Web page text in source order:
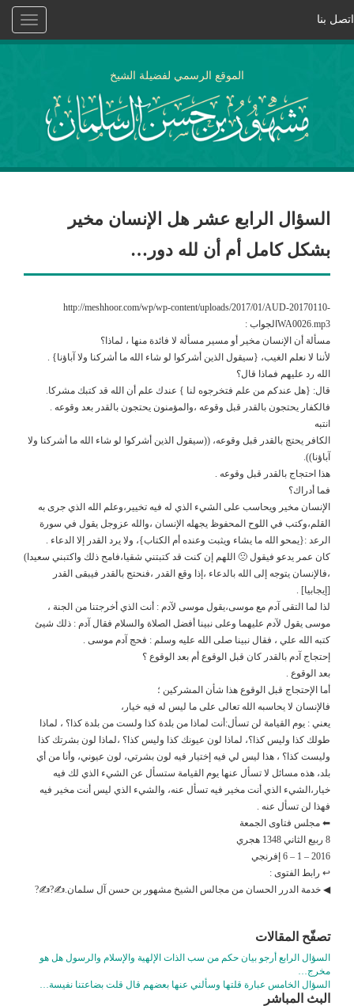
Toggle
اتصل بنا
الموقع الرسمي لفضيلة الشيخ
السؤال الرابع عشر هل الإنسان مخير
بشكل كامل أم أن لله دور…
http://meshhoor.com/wp/wp-content/uploads/2017/01/AUD-20170110-
WA0026.mp3الجواب :
مسألة أن الإنسان مخير أو مسير مسألة لا فائدة منها ، لماذا؟
لأننا لا نعلم الغيب، {سيقول الذين أشركوا لو شاء الله ما أشركنا ولا آباؤنا} .
الله رد عليهم فماذا قال؟
قال: {هل عندكم من علم فتخرجوه لنا } عندك علم أن الله قد كتبك مشركا.
فالكفار يحتجون بالقدر قبل وقوعه ،والمؤمنون يحتجون بالقدر بعد وقوعه .
انتبه
الكافر يحتج بالقدر قبل وقوعه، ((سيقول الذين أشركوا لو شاء الله ما أشركنا ولا
آباؤنا)).
هذا احتجاج بالقدر قبل وقوعه .
فما أدراك؟
الإنسان مخير ويحاسب على الشيء الذي له فيه تخيير،وعلم الله الذي جرى به
القلم،وكتب في اللوح المحفوظ يجهله الإنسان ،والله عزوجل يقول في سورة
الرعد :{يمحو الله ما يشاء ويثبت وعنده أم الكتاب}، ولا يرد القدر إلا الدعاء .
كان عمر يدعو فيقول 🙁 اللهم إن كنت قد كتبتني شقيا،فامح ذلك واكتبني سعيدا)
،فالإنسان يتوجه إلى الله بالدعاء ،إذا وقع القدر ،فنحتج بالقدر فيبقى القدر
[إيجابيا] .
لذا لما التقى آدم مع موسى،يقول موسى ﻵدم : أنت الذي أخرجتنا من الجنة ،
موسى يقول ﻵدم عليهما وعلى نبينا أفضل الصلاة والسلام فقال آدم : ذلك شيئ
كتبه الله علي ، فقال نبينا صلى الله عليه وسلم : فحج آدم موسى .
إحتجاج آدم بالقدر كان قبل الوقوع أم بعد الوقوع ؟
بعد الوقوع .
أما الإحتجاج قبل الوقوع هذا شأن المشركين ؛
فالإنسان لا يحاسبه الله تعالى على ما ليس له فيه خيار،
يعني : يوم القيامة لن تسأل:أنت لماذا من بلدة كذا ولست من بلدة كذا؟ ، لماذا
طولك كذا وليس كذا؟، لماذا لون عيونك كذا وليس كذا؟ ،لماذا لون بشرتك كذا
وليست كذا؟ ، هذا ليس لي فيه إختيار فيه لون بشرتي، لون عيوني، وأنا من أي
بلد، هذه مسائل لا تسأل عنها يوم القيامة ستسأل عن الشيء الذي لك فيه
خيار،الشيء الذي أنت مخير فيه تسأل عنه، والشيء الذي ليس أنت مخير فيه
فهذا لن تسأل عنه .
⬅ مجلس فتاوى الجمعة
8 ربيع الثاني 1348 هجري
2016 – 1 – 6 إفرنجي
↩ رابط الفتوى :
◀ خدمة الدرر الحسان من مجالس الشيخ مشهور بن حسن آل سلمان.✍?✍?
تصفّح المقالات
السؤال الرابع أرجو بيان حكم من سب الذات الإلهية والإسلام والرسول هل هو
مخرج…
السؤال الخامس عبارة قلتها وسألني عنها بعضهم قال قلت بضاعتنا نفيسة…
البث المباشر